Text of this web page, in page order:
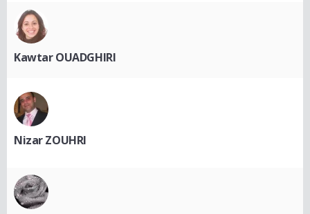
Kawtar OUADGHIRI
Nizar ZOUHRI